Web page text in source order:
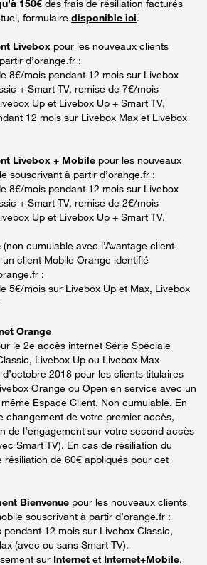
150€ des frais de résiliation facturés
formulaire disponible ici.
Livebox pour les nouveaux clients
d’orange.fr :
8€/mois pendant 12 mois sur Livebox
+ Smart TV, remise de 7€/mois
Up et Livebox Up + Smart TV,
12 mois sur Livebox Max et Livebox
Livebox + Mobile pour les nouveaux
souscrivant à partir d’orange.fr :
8€/mois pendant 12 mois sur Livebox
+ Smart TV, remise de 2€/mois
Up et Livebox Up + Smart TV.
(non cumulable avec l’Avantage client
client Mobile Orange identifié
:
5€/mois sur Livebox Up et Max, Livebox
Orange
le 2e accès internet Série Spéciale
Livebox Up ou Livebox Max
2018 pour les clients titulaires
Orange ou Open en service avec un
Espace Client. Non cumulable. En
changement de votre premier accès,
de l’engagement sur votre second accès
Smart TV). En cas de résiliation du
de 60€ appliqués pour cet
Bienvenue pour les nouveaux clients
souscrivant à partir d’orange.fr :
pendant 12 mois sur Livebox Classic,
(avec ou sans Smart TV).
sur Internet et Internet+Mobile.